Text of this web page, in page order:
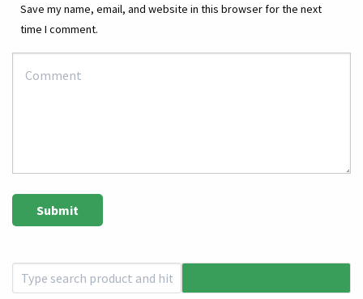
Save my name, email, and website in this browser for the next
time I comment.